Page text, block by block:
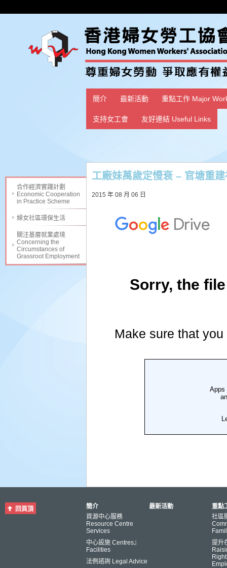
簡介 最新活動 重點工作 Major
支持女工會 友好連結 Useful Links
合作經濟實踐計劃
Economic Cooperation
in Practice Scheme
婦女社區環保生活
關注基層就業處境
Concerning the
Circumstances of
Grassroot Employment
工廠妹萬歲定慢衰 – 官塘重
2015 年 08 月 06 日
回頁頂
簡介
資源中心服務
Resource Centre
Services
中心設施 Centres』
Facilities
法例諮詢 Legal Advice
最新活動
重點
社區
提升